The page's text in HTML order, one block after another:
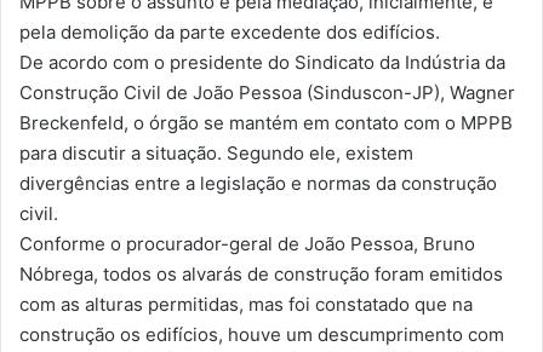
pela demolição da parte excedente dos edifícios.
De acordo com o presidente do Sindicato da Indústria da
Construção Civil de João Pessoa (Sinduscon-JP), Wagner
Breckenfeld, o órgão se mantém em contato com o MPPB
para discutir a situação. Segundo ele, existem
divergências entre a legislação e normas da construção
civil.
Conforme o procurador-geral de João Pessoa, Bruno
Nóbrega, todos os alvarás de construção foram emitidos
com as alturas permitidas, mas foi constatado que na
construção os edifícios, houve um descumprimento com